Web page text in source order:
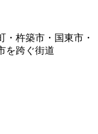
・杵築市・国東市・
を跨ぐ街道